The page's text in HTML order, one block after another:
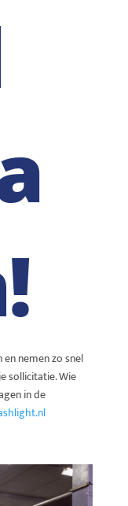
nemen zo snel
sollicitatie. Wie
in de